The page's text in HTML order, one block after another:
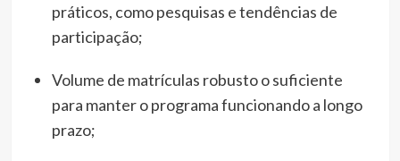
práticos, como pesquisas e tendências de
participação;
Volume de matrículas robusto o suficiente
para manter o programa funcionando a longo
prazo;